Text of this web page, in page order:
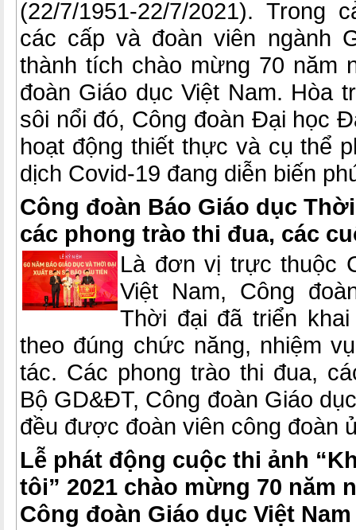
(22/7/1951-22/7/2021). Trong
các cấp và đoàn viên ngành
thành tích chào mừng 70 năm
đoàn Giáo dục Việt Nam. Hòa
sôi nổi đó, Công đoàn Đại học
hoạt động thiết thực và cụ thể
dịch Covid-19 đang diễn biến
Công đoàn Báo Giáo dục
các phong trào thi đua, các
Là đơn vị trực thuộc
Việt Nam, Công
Thời đại đã triển
theo đúng chức năng, nhiệm
tác. Các phong trào thi đua,
Bộ GD&ĐT, Công đoàn Giáo
đều được đoàn viên công đoàn
Lễ phát động cuộc thi ảnh
tôi” 2021 chào mừng 70 năm
Công đoàn Giáo dục Việt Nam